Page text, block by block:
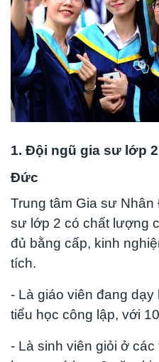
1. Đội ngũ gia sư lớp
Đức
Trung tâm Gia sư
sư lớp 2 có chất lượng
đủ bằng cấp, kinh
tích.
- Là giáo viên đang
tiểu học công lập, với
- Là sinh viên giỏi ở